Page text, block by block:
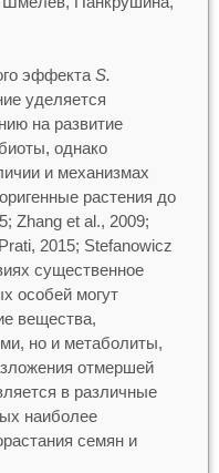
эффекта S.
уделяется
на развитие
однако
и механизмах
растения до
Zhang et al., 2009;
2015; Stefanowicz
существенное
особей могут
вещества,
но и метаболиты,
отмершей
в различные
наиболее
семян и